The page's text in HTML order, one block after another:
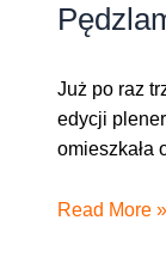
Już po raz
edycji
omieszkała
Pędzlami
Read More »